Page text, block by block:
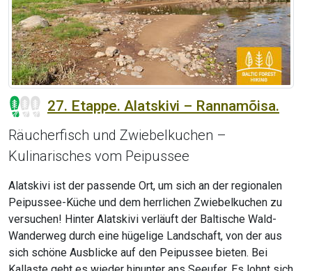
27. Etappe. Alatskivi – Rannamõisa.
Räucherfisch und Zwiebelkuchen –
Kulinarisches vom Peipussee
Alatskivi ist der passende Ort, um sich an der regionalen
Peipussee-Küche und dem herrlichen Zwiebelkuchen zu
versuchen! Hinter Alatskivi verläuft der Baltische Wald-
Wanderweg durch eine hügelige Landschaft, von der aus
sich schöne Ausblicke auf den Peipussee bieten. Bei